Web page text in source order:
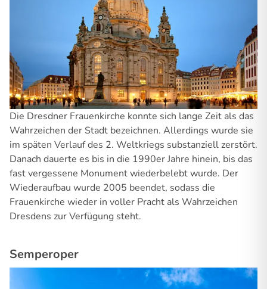
Die Dresdner Frauenkirche konnte sich lange Zeit als das
Wahrzeichen der Stadt bezeichnen. Allerdings wurde sie
im späten Verlauf des 2. Weltkriegs substanziell zerstört.
Danach dauerte es bis in die 1990er Jahre hinein, bis das
fast vergessene Monument wiederbelebt wurde. Der
Wiederaufbau wurde 2005 beendet, sodass die
Frauenkirche wieder in voller Pracht als Wahrzeichen
Dresdens zur Verfügung steht.
Semperoper